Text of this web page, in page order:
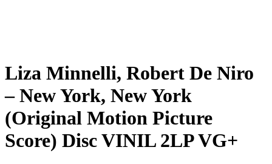
Liza Minnelli, Robert De Niro
– New York, New York
(Original Motion Picture
Score) Disc VINIL 2LP VG+